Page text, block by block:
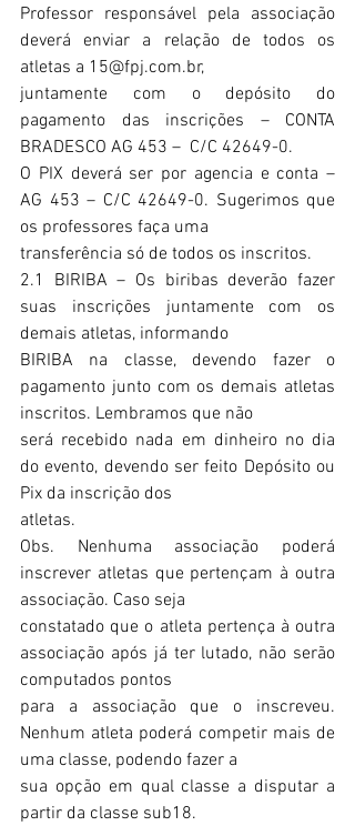
Professor responsável pela associação
deverá enviar a relação de todos os
atletas a 15@fpj.com.br,
juntamente com o depósito do
pagamento das inscrições – CONTA
BRADESCO AG 453 –  C/C 42649-0.
O PIX deverá ser por agencia e conta –
AG 453 – C/C 42649-0. Sugerimos que
os professores faça uma
transferência só de todos os inscritos.
2.1 BIRIBA – Os biribas deverão fazer
suas inscrições juntamente com os
demais atletas, informando
BIRIBA na classe, devendo fazer o
pagamento junto com os demais atletas
inscritos. Lembramos que não
será recebido nada em dinheiro no dia
do evento, devendo ser feito Depósito ou
Pix da inscrição dos
atletas.
Obs. Nenhuma associação poderá
inscrever atletas que pertençam à outra
associação. Caso seja
constatado que o atleta pertença à outra
associação após já ter lutado, não serão
computados pontos
para a associação que o inscreveu.
Nenhum atleta poderá competir mais de
uma classe, podendo fazer a
sua opção em qual classe a disputar a
partir da classe sub18.